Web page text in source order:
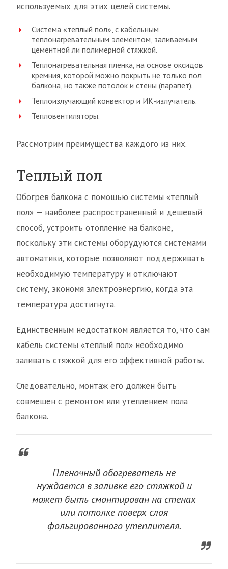
используемых для этих целей системы.
Система «теплый пол», с кабельным
теплонагревательным элементом, заливаемым
цементной ли полимерной стяжкой.
Теплонагревательная пленка, на основе оксидов
кремния, которой можно покрыть не только пол
балкона, но также потолок и стены (парапет).
Теплоизлучающий конвектор и ИК-излучатель.
Тепловентиляторы.
Рассмотрим преимущества каждого из них.
Теплый пол
Обогрев балкона с помощью системы «теплый
пол» — наиболее распространенный и дешевый
способ, устроить отопление на балконе,
поскольку эти системы оборудуются системами
автоматики, которые позволяют поддерживать
необходимую температуру и отключают
систему, экономя электроэнергию, когда эта
температура достигнута.
Единственным недостатком является то, что сам
кабель системы «теплый пол» необходимо
заливать стяжкой для его эффективной работы.
Следовательно, монтаж его должен быть
совмещен с ремонтом или утеплением пола
балкона.
Пленочный обогреватель не
нуждается в заливке его стяжкой и
может быть смонтирован на стенах
или потолке поверх слоя
фольгированного утеплителя.